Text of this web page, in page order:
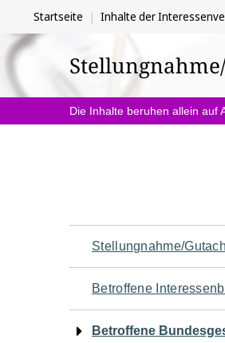
Sie
befinden
sich
hier:
Startseite Inhalte der
Die Inhalte beruhen allein auf
Navigation
für
den
Stellungnahme/
Betroffene
Betroffene